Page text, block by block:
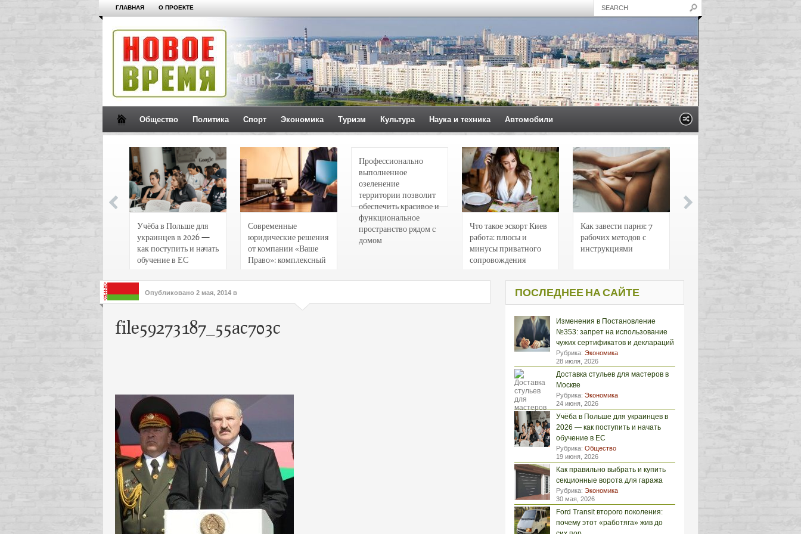
ГЛАВНАЯ О ПРОЕКТЕ
Общество Политика Спорт Экономика Туризм Культура Наука и техника Автомобили
Учёба в Польше для
украинцев в 2026 —
как поступить и начать
обучение в ЕС
Современные
юридические решения
от компании «Ваше
Право»: комплексный
интересов клиентов
Профессионально
выполненное
озеленение
территории позволит
обеспечить красивое и
функциональное
пространство рядом с
домом
Что такое эскорт Киев
работа: плюсы и
минусы приватного
сопровождения
Как завести парня: 7
рабочих методов с
инструкциями
Опубликовано 2 мая, 2014 в
file59273187_55ac703c
ПОСЛЕДНЕЕ НА САЙТЕ
Изменения в Постановление
№353: запрет на использование
чужих сертификатов и деклараций
Рубрика: Экономика
28 июля, 2026
Доставка стульев для мастеров в
Москве
Рубрика: Экономика
24 июня, 2026
Учёба в Польше для украинцев в
2026 — как поступить и начать
обучение в ЕС
Рубрика: Общество
19 июня, 2026
Как правильно выбрать и купить
секционные ворота для гаража
Рубрика: Экономика
30 мая, 2026
Ford Transit второго поколения:
почему этот «работяга» жив до